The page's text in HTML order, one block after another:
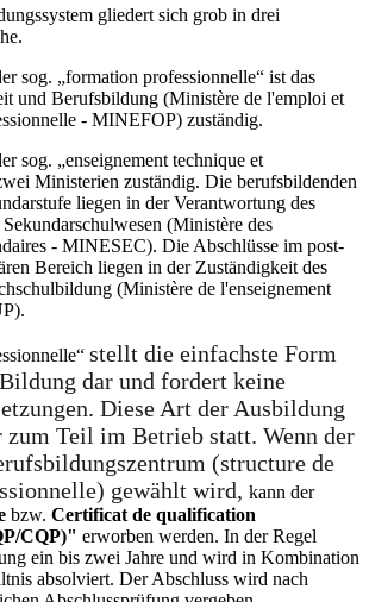
gliedert sich grob in drei
sog. „formation professionnelle“ ist das
und Berufsbildung (Ministère de l'emploi et
- MINEFOP) zuständig.
sog. „enseignement technique et
Ministerien zuständig. Die berufsbildenden
liegen in der Verantwortung des
(Ministère des
- MINESEC). Die Abschlüsse im post-
Bereich liegen in der Zuständigkeit des
(Ministère de l'enseignement
stellt die einfachste Form
dar und fordert keine
Diese Art der Ausbildung
zum Teil im Betrieb statt. Wenn der
(structure de
gewählt wird, kann der
bzw. Certificat de qualification
CQP)" erworben werden. In der Regel
ein bis zwei Jahre und wird in Kombination
absolviert. Der Abschluss wird nach